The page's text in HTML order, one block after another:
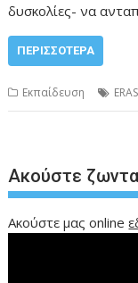
δυσκολίες- να
ΠΕΡΙΣΣΌΤΕΡΑ
Εκπαίδευση
Ακούστε
Ακούστε μας online